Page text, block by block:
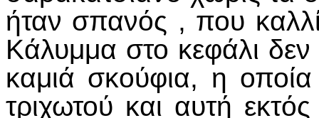
ήταν σπανός , που
Κάλυμμα στο κεφάλι
καμιά σκούφια, η
τριχωτού και αυτή